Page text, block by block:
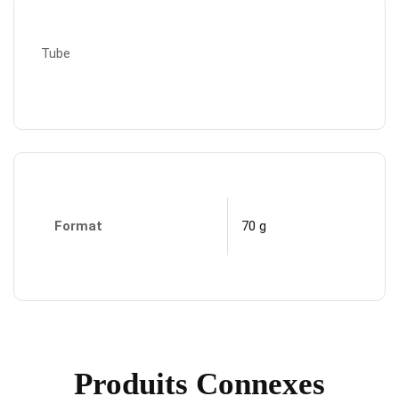
Tube
Format 70 g
Produits Connexes